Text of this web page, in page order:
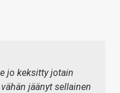
jo keksitty jotain
jäänyt sellainen